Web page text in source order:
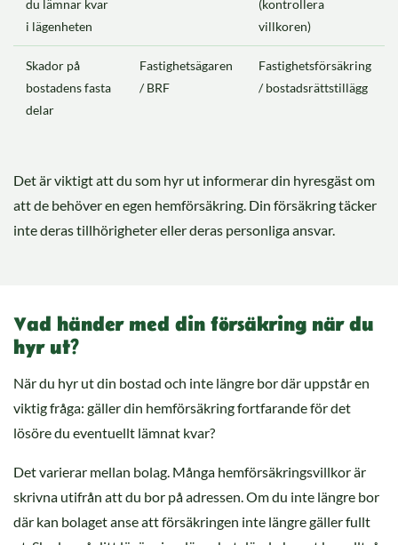
du lämnar kvar
i lägenheten
(kontrollera
villkoren)
Skador på
bostadens fasta
delar
Fastighetsägaren
/ BRF
Fastighetsförsäkring
/ bostadsrättstillägg
Det är viktigt att du som hyr ut informerar din hyresgäst om
att de behöver en egen hemförsäkring. Din försäkring täcker
inte deras tillhörigheter eller deras personliga ansvar.
Vad händer med din försäkring när du
hyr ut?
När du hyr ut din bostad och inte längre bor där uppstår en
viktig fråga: gäller din hemförsäkring fortfarande för det
lösöre du eventuellt lämnat kvar?
Det varierar mellan bolag. Många hemförsäkringsvillkor är
skrivna utifrån att du bor på adressen. Om du inte längre bor
där kan bolaget anse att försäkringen inte längre gäller fullt